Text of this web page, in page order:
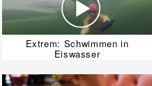
Extrem: Schwimmen in
Eiswasser